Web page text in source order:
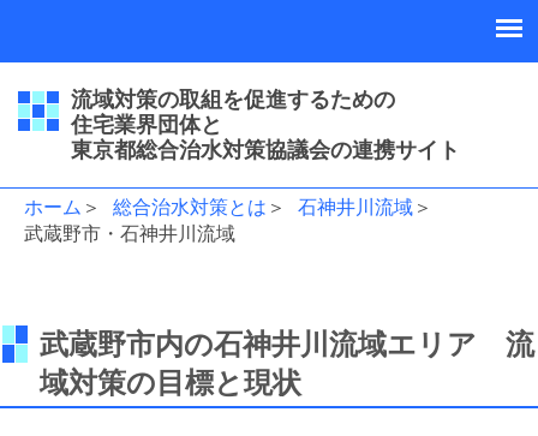
流域対策の取組を促進するための
住宅業界団体と
東京都総合治水対策協議会の連携サイト
ホーム ＞ 総合治水対策とは ＞ 石神井川流域 ＞
武蔵野市・石神井川流域
武蔵野市内の石神井川流域エリア 流
域対策の目標と現状